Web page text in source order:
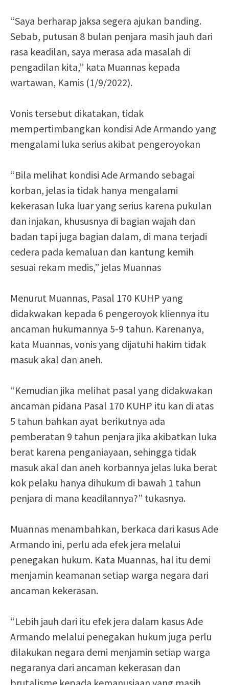
“Saya berharap jaksa segera ajukan banding.
Sebab, putusan 8 bulan penjara masih jauh dari
rasa keadilan, saya merasa ada masalah di
pengadilan kita,” kata Muannas kepada
wartawan, Kamis (1/9/2022).
Vonis tersebut dikatakan, tidak
mempertimbangkan kondisi Ade Armando yang
mengalami luka serius akibat pengeroyokan
“Bila melihat kondisi Ade Armando sebagai
korban, jelas ia tidak hanya mengalami
kekerasan luka luar yang serius karena pukulan
dan injakan, khususnya di bagian wajah dan
badan tapi juga bagian dalam, di mana terjadi
cedera pada kemaluan dan kantung kemih
sesuai rekam medis,” jelas Muannas
Menurut Muannas, Pasal 170 KUHP yang
didakwakan kepada 6 pengeroyok kliennya itu
ancaman hukumannya 5-9 tahun. Karenanya,
kata Muannas, vonis yang dijatuhi hakim tidak
masuk akal dan aneh.
“Kemudian jika melihat pasal yang didakwakan
ancaman pidana Pasal 170 KUHP itu kan di atas
5 tahun bahkan ayat berikutnya ada
pemberatan 9 tahun penjara jika akibatkan luka
berat karena penganiayaan, sehingga tidak
masuk akal dan aneh korbannya jelas luka berat
kok pelaku hanya dihukum di bawah 1 tahun
penjara di mana keadilannya?” tukasnya.
Muannas menambahkan, berkaca dari kasus Ade
Armando ini, perlu ada efek jera melalui
penegakan hukum. Kata Muannas, hal itu demi
menjamin keamanan setiap warga negara dari
ancaman kekerasan.
“Lebih jauh dari itu efek jera dalam kasus Ade
Armando melalui penegakan hukum juga perlu
dilakukan negara demi menjamin setiap warga
negaranya dari ancaman kekerasan dan